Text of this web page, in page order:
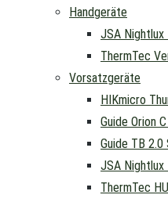
Handgeräte
JSA
ThermTec
Vorsatzgeräte
HIKmicro
Guide Orion
Guide TB 2.0
JSA Nightlux
ThermTec